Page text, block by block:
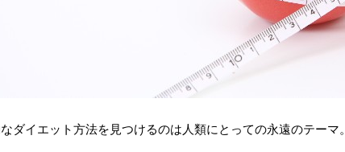
ダイエット方法を見つけるのは人類にとっての永遠のテーマ。